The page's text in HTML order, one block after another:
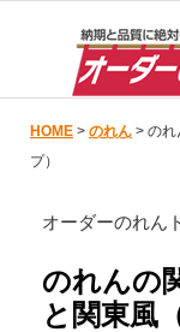
HOME > のれん > のれ
プ）
オーダーのれん
のれんの
と関東風